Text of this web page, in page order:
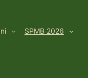
SPMB 2026